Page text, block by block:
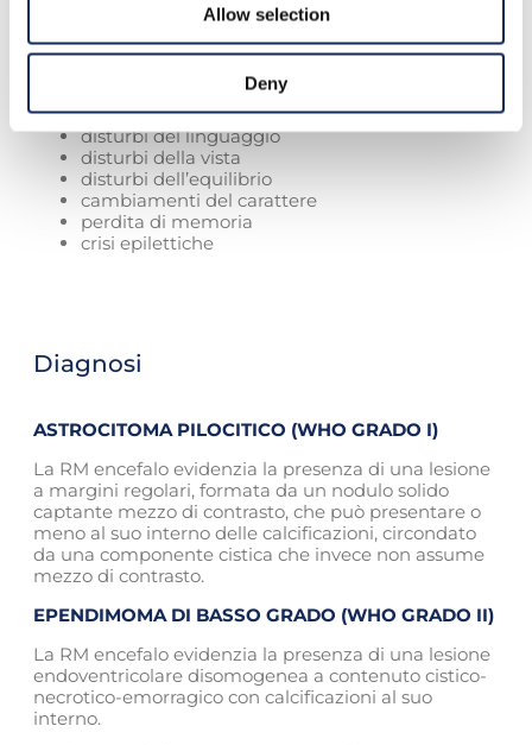
Allow selection
Deny
cefalea, nausea, rallentamento ideo-motorio fino a
compromissione dello stato di coscienza.
Anche in questo caso i sintomi dipendono dalla
localizzazione del tumore e sono:
disturbi del linguaggio
disturbi della vista
disturbi dell’equilibrio
cambiamenti del carattere
perdita di memoria
crisi epilettiche
Diagnosi
ASTROCITOMA PILOCITICO (WHO GRADO I)
La RM encefalo evidenzia la presenza di una lesione
a margini regolari, formata da un nodulo solido
captante mezzo di contrasto, che può presentare o
meno al suo interno delle calcificazioni, circondato
da una componente cistica che invece non assume
mezzo di contrasto.
EPENDIMOMA DI BASSO GRADO (WHO GRADO II)
La RM encefalo evidenzia la presenza di una lesione
endoventricolare disomogenea a contenuto cistico-
necrotico-emorragico con calcificazioni al suo
interno.